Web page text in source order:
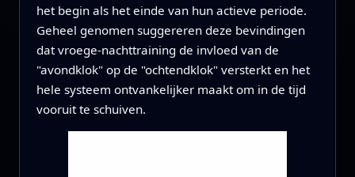
het begin als het einde van hun actieve periode.
Geheel genomen suggereren deze bevindingen
dat vroege-nachttraining de invloed van de
"avondklok" op de "ochtendklok" versterkt en het
hele systeem ontvankelijker maakt om in de tijd
vooruit te schuiven.